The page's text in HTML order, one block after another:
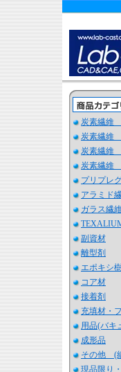
炭素繊維
炭素繊維
炭素繊維
炭素繊維
プリプレ
アラミド
ガラス繊
副資材
離型剤
エポキシ
コア材
接着剤
充填材・
用品(バキ
成形品
その他 (
現品限り